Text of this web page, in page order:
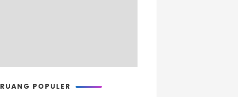
RUANG POPULER